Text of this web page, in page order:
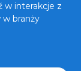
w interakcje z
w branży